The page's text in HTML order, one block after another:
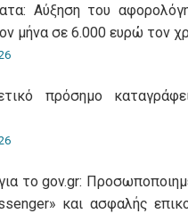
Αύξηση του
μήνα σε 6.000 ευρώ τον
πρόσημο
το gov.gr:
και ασφαλής